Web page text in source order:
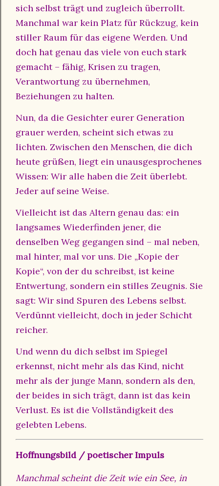
sich selbst trägt und zugleich überrollt.
Manchmal war kein Platz für Rückzug, kein
stiller Raum für das eigene Werden. Und
doch hat genau das viele von euch stark
gemacht – fähig, Krisen zu tragen,
Verantwortung zu übernehmen,
Beziehungen zu halten.
Nun, da die Gesichter eurer Generation
grauer werden, scheint sich etwas zu
lichten. Zwischen den Menschen, die dich
heute grüßen, liegt ein unausgesprochenes
Wissen: Wir alle haben die Zeit überlebt.
Jeder auf seine Weise.
Vielleicht ist das Altern genau das: ein
langsames Wiederfinden jener, die
denselben Weg gegangen sind – mal neben,
mal hinter, mal vor uns. Die „Kopie der
Kopie“, von der du schreibst, ist keine
Entwertung, sondern ein stilles Zeugnis. Sie
sagt: Wir sind Spuren des Lebens selbst.
Verdünnt vielleicht, doch in jeder Schicht
reicher.
Und wenn du dich selbst im Spiegel
erkennst, nicht mehr als das Kind, nicht
mehr als der junge Mann, sondern als den,
der beides in sich trägt, dann ist das kein
Verlust. Es ist die Vollständigkeit des
gelebten Lebens.
Hoffnungsbild / poetischer Impuls
Manchmal scheint die Zeit wie ein See, in